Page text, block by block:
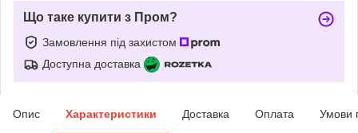
Що таке купити з Пром?
Замовлення під захистом
Доступна доставка
Опис Характеристики Доставка Оплата Умови